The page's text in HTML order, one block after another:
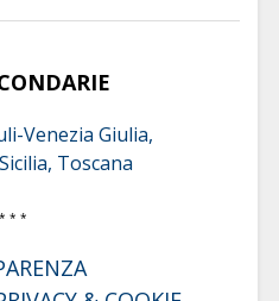
Venezia Giulia,
Toscana
* * *